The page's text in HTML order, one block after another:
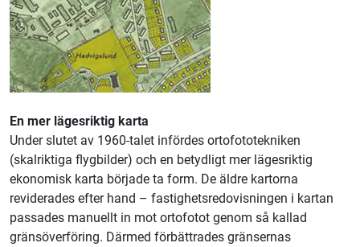
En mer lägesriktig karta
Under slutet av 1960-talet infördes ortofototekniken
(skalriktiga flygbilder) och en betydligt mer lägesriktig
ekonomisk karta började ta form. De äldre kartorna
reviderades efter hand – fastighetsredovisningen i kartan
passades manuellt in mot ortofotot genom så kallad
gränsöverföring. Därmed förbättrades gränsernas